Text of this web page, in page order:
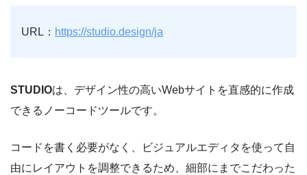
URL： https://studio.design/ja
STUDIOは、デザイン性の高いWebサイトを直感的に作成
できるノーコードツールです。
コードを書く必要がなく、ビジュアルエディタを使って自
由にレイアウトを調整できるため、細部にまでこだわった